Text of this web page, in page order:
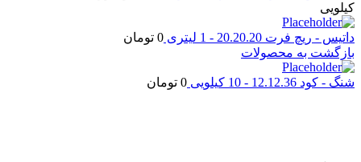
کیلویی
داتیس - ریچ فرت 20.20.20 - 1 لیتری 0 تومان
بازگشت به محصولات
شنگ - کود 12.12.36 - 10 کیلویی 0 تومان